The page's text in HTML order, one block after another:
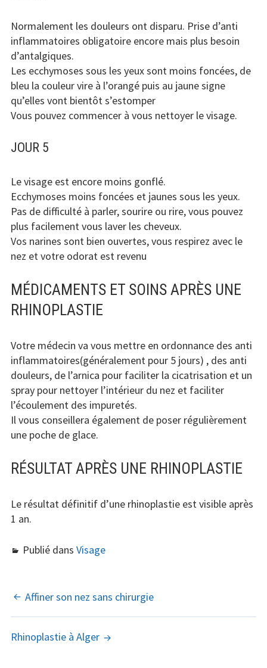
Normalement les douleurs ont disparu. Prise d’anti
inflammatoires obligatoire encore mais plus besoin
d’antalgiques.
Les ecchymoses sous les yeux sont moins foncées, de
bleu la couleur vire à l’orangé puis au jaune signe
qu’elles vont bientôt s’estomper
Vous pouvez commencer à vous nettoyer le visage.
JOUR 5
Le visage est encore moins gonflé.
Ecchymoses moins foncées et jaunes sous les yeux.
Pas de difficulté à parler, sourire ou rire, vous pouvez
plus facilement vous laver les cheveux.
Vos narines sont bien ouvertes, vous respirez avec le
nez et votre odorat est revenu
MÉDICAMENTS ET SOINS APRÈS UNE
RHINOPLASTIE
Votre médecin va vous mettre en ordonnance des anti
inflammatoires(généralement pour 5 jours) , des anti
douleurs, de l’arnica pour faciliter la cicatrisation et un
spray pour nettoyer l’intérieur du nez et faciliter
l’écoulement des impuretés.
Il vous conseillera également de poser régulièrement
une poche de glace.
RÉSULTAT APRÈS UNE RHINOPLASTIE
Le résultat définitif d’une rhinoplastie est visible après
1 an.
Publié dans Visage
NAVIGATION
DES
ARTICLES
Affiner son nez sans chirurgie
Rhinoplastie à Alger